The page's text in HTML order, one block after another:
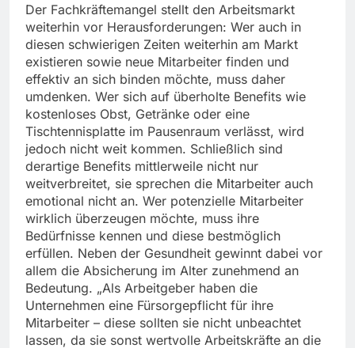
Der Fachkräftemangel stellt den Arbeitsmarkt
weiterhin vor Herausforderungen: Wer auch in
diesen schwierigen Zeiten weiterhin am Markt
existieren sowie neue Mitarbeiter finden und
effektiv an sich binden möchte, muss daher
umdenken. Wer sich auf überholte Benefits wie
kostenloses Obst, Getränke oder eine
Tischtennisplatte im Pausenraum verlässt, wird
jedoch nicht weit kommen. Schließlich sind
derartige Benefits mittlerweile nicht nur
weitverbreitet, sie sprechen die Mitarbeiter auch
emotional nicht an. Wer potenzielle Mitarbeiter
wirklich überzeugen möchte, muss ihre
Bedürfnisse kennen und diese bestmöglich
erfüllen. Neben der Gesundheit gewinnt dabei vor
allem die Absicherung im Alter zunehmend an
Bedeutung. „Als Arbeitgeber haben die
Unternehmen eine Fürsorgepflicht für ihre
Mitarbeiter – diese sollten sie nicht unbeachtet
lassen, da sie sonst wertvolle Arbeitskräfte an die